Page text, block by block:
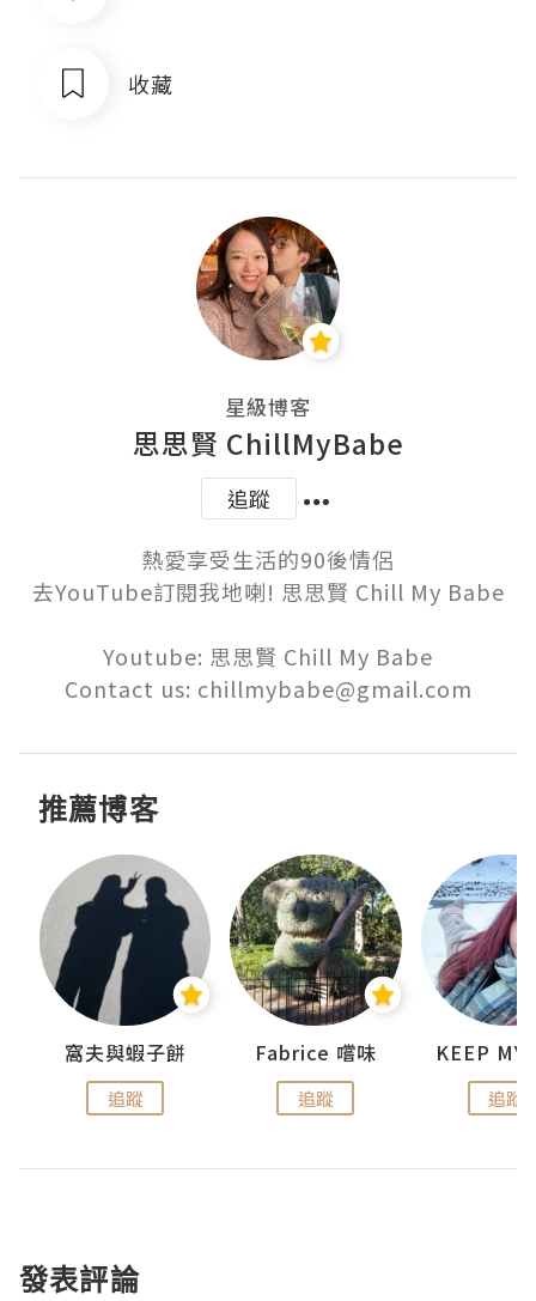
收藏
星級博客
思思賢 ChillMyBabe
追蹤
熱愛享受生活的90後情侶
去YouTube訂閱我地喇! 思思賢 Chill My Babe
Youtube: 思思賢 Chill My Babe
Contact us: chillmybabe@gmail.com
推薦博客
窩夫與蝦子餅
追蹤
Fabrice 嚐味
追蹤 追蹤
發表評論